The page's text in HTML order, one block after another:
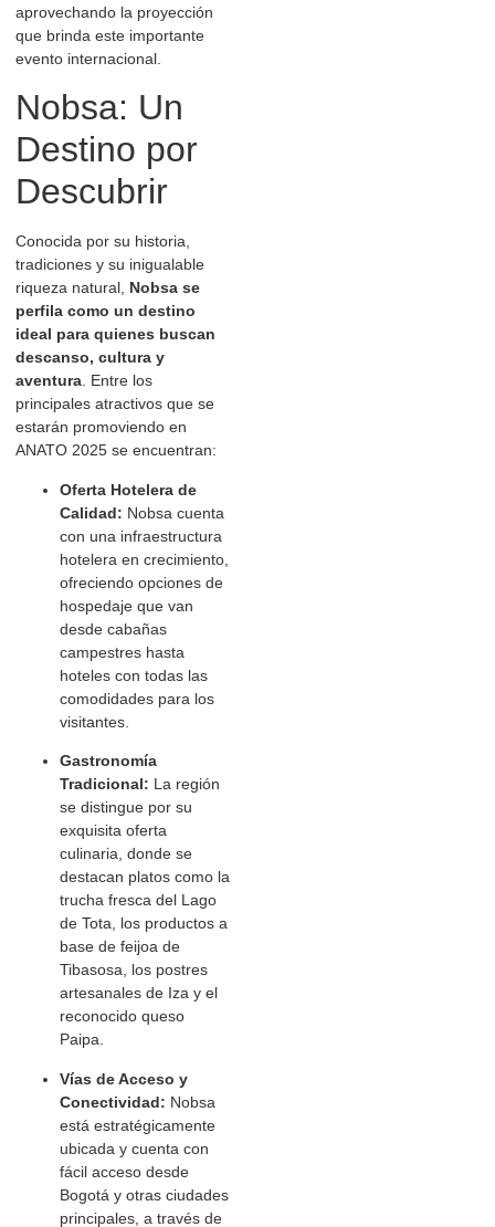
aprovechando la proyección
que brinda este importante
evento internacional.
Nobsa: Un
Destino por
Descubrir
Conocida por su historia,
tradiciones y su inigualable
riqueza natural, Nobsa se
perfila como un destino
ideal para quienes buscan
descanso, cultura y
aventura. Entre los
principales atractivos que se
estarán promoviendo en
ANATO 2025 se encuentran:
Oferta Hotelera de
Calidad: Nobsa cuenta
con una infraestructura
hotelera en crecimiento,
ofreciendo opciones de
hospedaje que van
desde cabañas
campestres hasta
hoteles con todas las
comodidades para los
visitantes.
Gastronomía
Tradicional: La región
se distingue por su
exquisita oferta
culinaria, donde se
destacan platos como la
trucha fresca del Lago
de Tota, los productos a
base de feijoa de
Tibasosa, los postres
artesanales de Iza y el
reconocido queso
Paipa.
Vías de Acceso y
Conectividad: Nobsa
está estratégicamente
ubicada y cuenta con
fácil acceso desde
Bogotá y otras ciudades
principales, a través de